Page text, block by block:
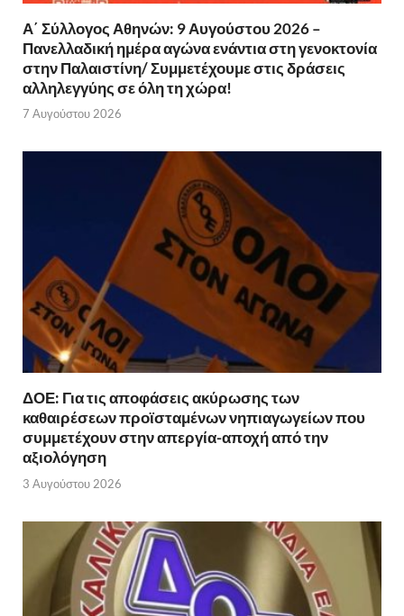
Α΄ Σύλλογος Αθηνών: 9 Αυγούστου 2026 –
Πανελλαδική ημέρα αγώνα ενάντια στη γενοκτονία
στην Παλαιστίνη/ Συμμετέχουμε στις δράσεις
αλληλεγγύης σε όλη τη χώρα!
7 Αυγούστου 2026
ΔΟΕ: Για τις αποφάσεις ακύρωσης των
καθαιρέσεων προϊσταμένων νηπιαγωγείων που
συμμετέχουν στην απεργία-αποχή από την
αξιολόγηση
3 Αυγούστου 2026